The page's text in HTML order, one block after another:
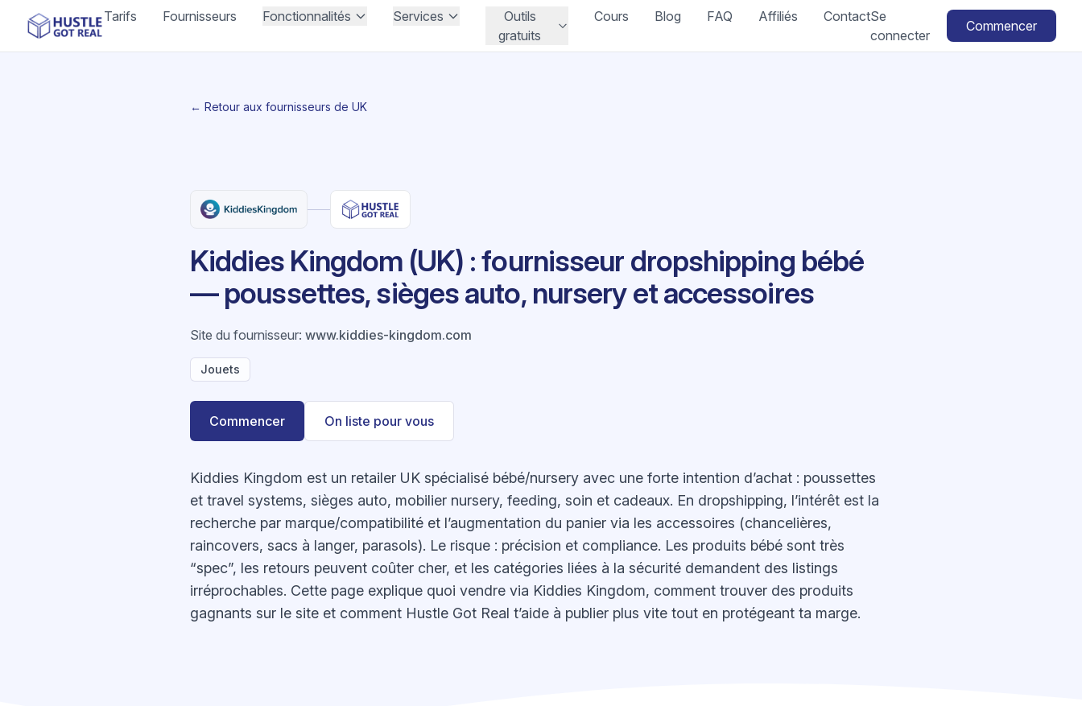
Tarifs Fournisseurs Fonctionnalités Services
Outils
gratuits
Cours Blog FAQ Affiliés ContactSe
connecter
Commencer
← Retour aux fournisseurs de UK
Kiddies Kingdom (UK) : fournisseur dropshipping bébé
— poussettes, sièges auto, nursery et accessoires
Site du fournisseur: www.kiddies-kingdom.com
Jouets
Commencer On liste pour vous
Kiddies Kingdom est un retailer UK spécialisé bébé/nursery avec une forte intention d’achat : poussettes
et travel systems, sièges auto, mobilier nursery, feeding, soin et cadeaux. En dropshipping, l’intérêt est la
recherche par marque/compatibilité et l’augmentation du panier via les accessoires (chancelières,
raincovers, sacs à langer, parasols). Le risque : précision et compliance. Les produits bébé sont très
“spec”, les retours peuvent coûter cher, et les catégories liées à la sécurité demandent des listings
irréprochables. Cette page explique quoi vendre via Kiddies Kingdom, comment trouver des produits
gagnants sur le site et comment Hustle Got Real t’aide à publier plus vite tout en protégeant ta marge.